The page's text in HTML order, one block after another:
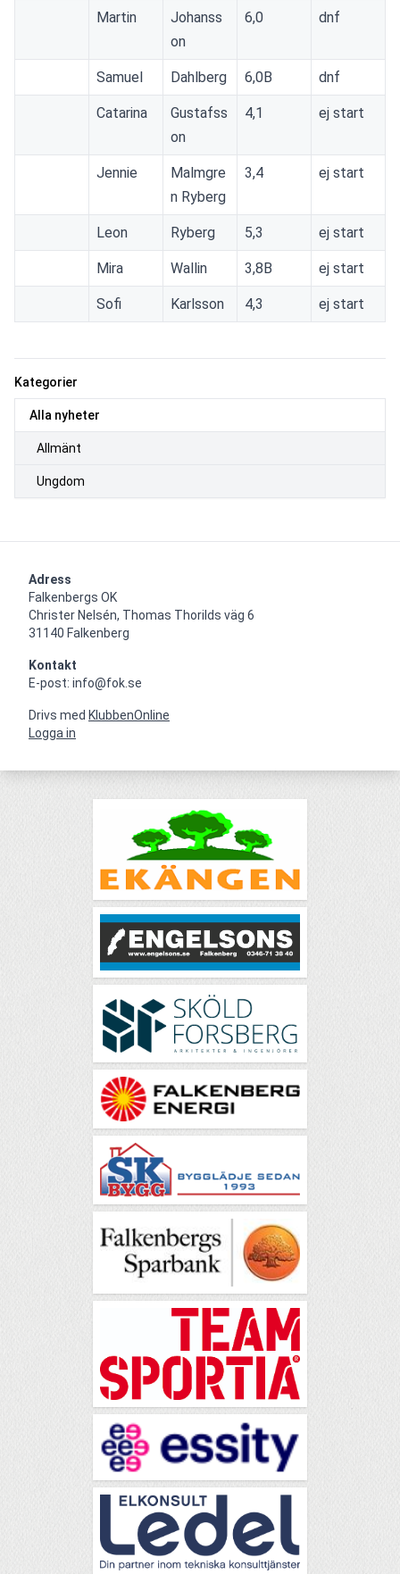
Kategorier
Alla nyheter
Allmänt
Ungdom
Martin
Johanss
on
6,0 dnf
Samuel Dahlberg 6,0B dnf
Catarina
Gustafss
on
4,1 ej start
Jennie
Malmgre
n Ryberg
3,4 ej start
Leon Ryberg 5,3 ej start
Mira Wallin 3,8B ej start
Sofi Karlsson 4,3 ej start
Adress
Falkenbergs OK
Christer Nelsén, Thomas Thorilds väg 6
31140 Falkenberg
Kontakt
E-post: info@fok.se
Drivs med KlubbenOnline
Logga in